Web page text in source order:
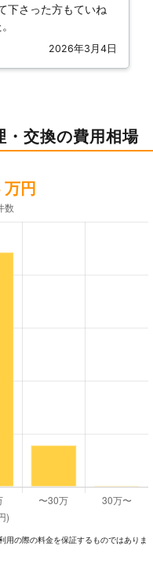
下さった方もていね
2026年3月4日
・交換の費用相場
万円
⽤の際の料⾦を保証するものではありま